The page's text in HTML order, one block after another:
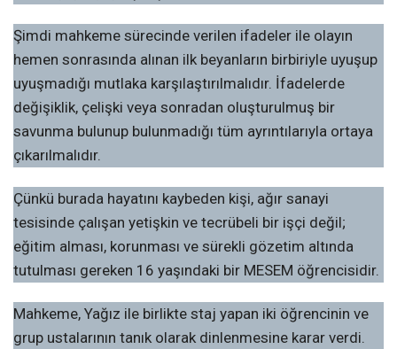
Şimdi mahkeme sürecinde verilen ifadeler ile olayın
hemen sonrasında alınan ilk beyanların birbiriyle uyuşup
uyuşmadığı mutlaka karşılaştırılmalıdır. İfadelerde
değişiklik, çelişki veya sonradan oluşturulmuş bir
savunma bulunup bulunmadığı tüm ayrıntılarıyla ortaya
çıkarılmalıdır.
Çünkü burada hayatını kaybeden kişi, ağır sanayi
tesisinde çalışan yetişkin ve tecrübeli bir işçi değil;
eğitim alması, korunması ve sürekli gözetim altında
tutulması gereken 16 yaşındaki bir MESEM öğrencisidir.
Mahkeme, Yağız ile birlikte staj yapan iki öğrencinin ve
grup ustalarının tanık olarak dinlenmesine karar verdi.